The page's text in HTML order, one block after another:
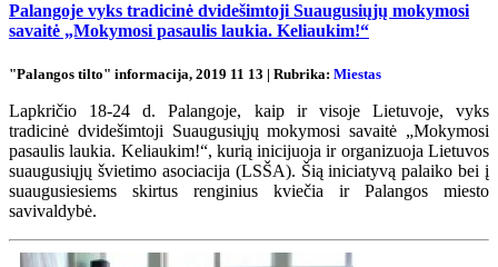
Palangoje vyks tradicinė dvidešimtoji Suaugusiųjų mokymosi
savaitė „Mokymosi pasaulis laukia. Keliaukim!“
"Palangos tilto" informacija, 2019 11 13 | Rubrika: Miestas
Lapkričio 18-24 d. Palangoje, kaip ir visoje Lietuvoje, vyks
tradicinė dvidešimtoji Suaugusiųjų mokymosi savaitė „Mokymosi
pasaulis laukia. Keliaukim!“, kurią inicijuoja ir organizuoja Lietuvos
suaugusiųjų švietimo asociacija (LSŠA). Šią iniciatyvą palaiko bei į
suaugusiesiems skirtus renginius kviečia ir Palangos miesto
savivaldybė.